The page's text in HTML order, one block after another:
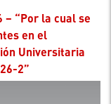
en el
Universitaria
2”